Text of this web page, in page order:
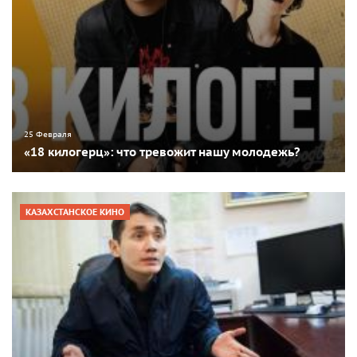
25 Февраля
«18 килогерц»: что тревожит нашу молодежь?
КАЗАХСТАНСКОЕ КИНО